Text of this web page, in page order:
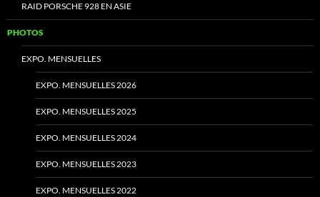
RAID PORSCHE 928 EN ASIE
PHOTOS
EXPO. MENSUELLES
EXPO. MENSUELLES 2026
EXPO. MENSUELLES 2025
EXPO. MENSUELLES 2024
EXPO. MENSUELLES 2023
EXPO. MENSUELLES 2022